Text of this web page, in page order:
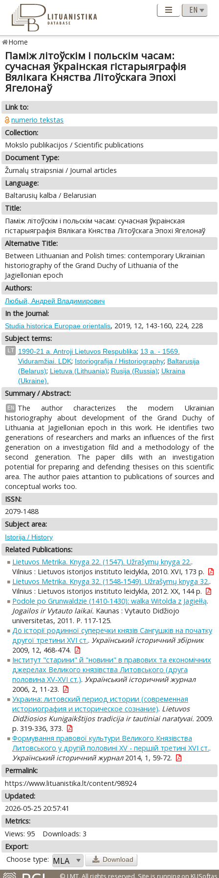
Home
Паміж літоўскім і польскім часам:
сучасная ўкраінская гістарыяграфія
Вялікага Княства Літоўскага Эпохі
Ягелонаў
Link to:
numerio tekstas
Collection:
Mokslo publikacijos / Scientific publications
Document Type:
Žurnalų straipsniai / Journal articles
Language:
Baltarusių kalba / Belarusian
Title:
Паміж літоўскім і польскім часам: сучасная ўкраінская
гістарыяграфія Вялікага Княства Літоўскага Эпохі Ягелонаў
Alternative Title:
Between Lithuanian and Polish times: contemporary Ukrainian
historiography of the Grand Duchy of Lithuania of the
Jagiellonian epoch
Authors:
Любый, Андрей Владимирович
In the Journal:
Studia historica Europae orientalis, 2019, 12, 143-160, 224, 228
Subject terms:
LT 1990-21 a. Antroji Lietuvos Respublika; 13 a. - 1569.
Viduramžiai. LDK; Istoriografija / Historiography; Baltarusija
(Belarus); Lietuva (Lithuania); Rusija (Russia); Ukraina
(Ukraine).
Summary / Abstract:
EN
The author characterizes the modern Ukrainian
historiography about development of the Grand Duchy of
Lithuania at Jagiellonian epoch in this work. He identifies two
generations of researchers and marks an influences of the first
generation on a investigation fild and a methodology of the
second generation. The paper dills with an investigation
potential for preparing and defending thesises on this scientific
area. The author paies attantion to publications of sources and
conceptual works too.
ISSN:
2079-1488
Subject area:
Istorija / History
Related Publications:
Lietuvos Metrika. Knyga 22. (1547). Užrašymų knyga 22..
Vilnius : Lietuvos istorijos instituto leidykla, 2010. XVI, 173 p.
Lietuvos Metrika. Knyga 32. (1548-1549). Užrašymų knyga 32..
Vilnius : Lietuvos istorijos instituto leidykla, 2012. XX, 144 p.
Podole po Grunwaldzie (1410-1430): walka Witolda z Jagiełłą.
Jogailos ir Vytauto laikai. Kaunas : Vytauto Didžiojo
universitetas, 2011. P. 117-125.
До історії родинної суперечки князів Сангушків на початку
другої третини XVI ст.. Український історичний збірник
2009, 12, 468-474.
Інститут "старини" й "новини" в правових та економічних
джерелах Великого князівства Литовського (друга
половина XV-XVI ст.). Український історичний журнал
2006, 2, 11-23.
Украина: литовский период истории (современная
историография и историческое сознание). Lietuvos
Didžiosios Kunigaikštijos tradicija ir tautiniai naratyvai. 2009.
p. 319-336, 373.
Формування правової культури Великого Князівства
Литовського у другій половині XV - першій третині XVI ст..
Український історичний журнал2014, 1, 59-72.
Permalink:
https://www.lituanistika.lt/content/98924
Updated:
2026-05-25 20:57:41
Metrics:
Views: 95
Downloads: 3
Export:
Choose type:
Download
© LMT. All rights reserved. Site is running on KUSoftas